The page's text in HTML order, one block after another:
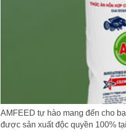
AMFEED tự hào mang đến cho
được sản xuất độc quyền 100%